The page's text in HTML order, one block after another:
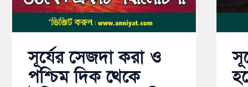
সূর্যের সেজদা করা ও
পশ্চিম দিক থেকে
:
একটি
পর্যালোচনা